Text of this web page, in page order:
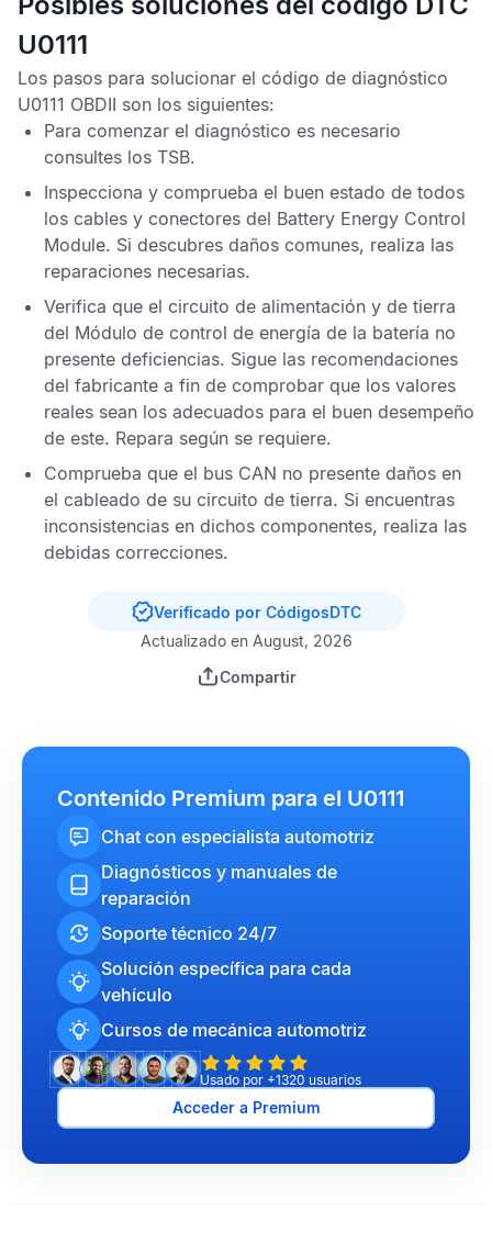
U0111
Los pasos para solucionar el código de diagnóstico
U0111 OBDII son los siguientes:
Para comenzar el diagnóstico es necesario
consultes los TSB.
Inspecciona y comprueba el buen estado de todos
los cables y conectores del Battery Energy Control
Module. Si descubres daños comunes, realiza las
reparaciones necesarias.
Verifica que el circuito de alimentación y de tierra
del Módulo de control de energía de la batería no
presente deficiencias. Sigue las recomendaciones
del fabricante a fin de comprobar que los valores
reales sean los adecuados para el buen desempeño
de este. Repara según se requiere.
Comprueba que el bus CAN no presente daños en
el cableado de su circuito de tierra. Si encuentras
inconsistencias en dichos componentes, realiza las
debidas correcciones.
Verificado por CódigosDTC
Actualizado en August, 2026
Compartir
Contenido Premium para el U0111
Chat con especialista automotriz
Diagnósticos y manuales de
reparación
Soporte técnico 24/7
Solución específica para cada
vehículo
Cursos de mecánica automotriz
Usado por +1320 usuarios
Acceder a Premium